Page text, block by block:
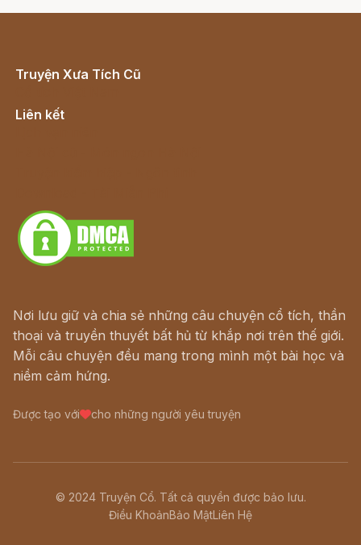
Truyện Xưa Tích Cũ
Liên kết
Nơi lưu giữ và chia sẻ những câu chuyện cổ tích, thần
thoại và truyền thuyết bất hủ từ khắp nơi trên thế giới.
Mỗi câu chuyện đều mang trong mình một bài học và
niềm cảm hứng.
Được tạo với cho những người yêu truyện
© 2024 Truyện Cổ. Tất cả quyền được bảo lưu.
Điều KhoảnBảo MậtLiên Hệ